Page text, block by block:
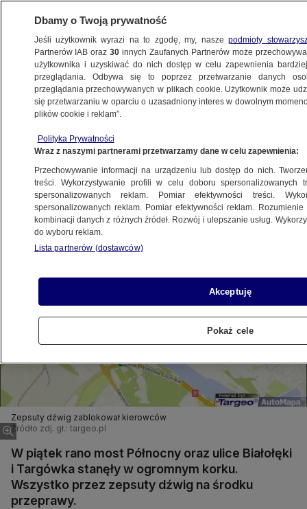
WARSZAWA
NAJNOWSZE
"Całkowity paraliż"
6.06.2014, 11:40
Udostępnij
Zepsuty dźwig zablokował kierowców
Źródło zdj. gł.: targeo.pl
W piątek rano most Północny oraz ulice Białołęki
i Targówka stanęły w ogromnym korku.
Wszystko przez zepsuty dźwig na środku
przeprawy.
Dbamy o Twoją prywatność
Jeśli użytkownik wyrazi na to zgodę, my, naszepodmioty
Partnerów IAB oraz30 innych Zaufanych Partnerów może
użytkownika i uzyskiwać do nich dostęp w celu zapewnienia
przeglądania. Odbywa się to poprzez przetwarzanie danych
przeglądania przechowywanych w plikach cookie. Użytkownik może
się przetwarzaniu w oparciu o uzasadniony interes w dowolnym
plików cookie i reklam”.
Polityka Prywatności
Wraz z naszymi partnerami przetwarzamy dane w celu zapewnienia:
Przechowywanie informacji na urządzeniu lub dostęp do nich.
treści. Wykorzystywanie profili w celu doboru spersonalizowanych
spersonalizowanych reklam. Pomiar efektywności treści.
spersonalizowanych reklam. Pomiar efektywności reklam.
kombinacji danych z różnych źródeł. Rozwój i ulepszanie usług.
do wyboru reklam.
Lista partnerów (dostawców)
Akceptuję
Pokaż cele